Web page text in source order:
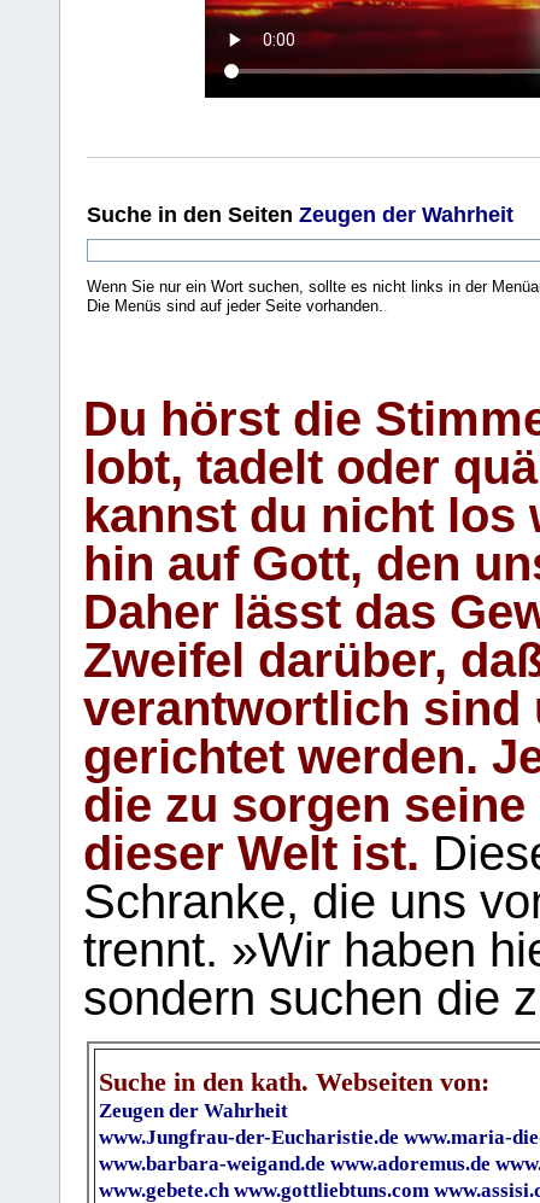
Suche in den Seiten Zeugen der Wahrheit
Wenn Sie nur ein Wort suchen, sollte es nicht links in der
Die Menüs sind auf jeder Seite vorhanden..
Du hörst die
lobt, tadelt oder
kannst du nicht los
hin auf Gott, den
Daher lässt das
Zweifel darüber,
verantwortlich sind
gerichtet werden.
die zu sorgen
dieser Welt ist.
Schranke, die uns
trennt. »Wir haben
sondern suchen die
Suche in den kath. Webseiten von:
Zeugen der Wahrheit
www.Jungfrau-der-Eucharistie.de www.maria-
www.barbara-weigand.de www.adoremus.de
www.gebete.ch www.gottliebtuns.com